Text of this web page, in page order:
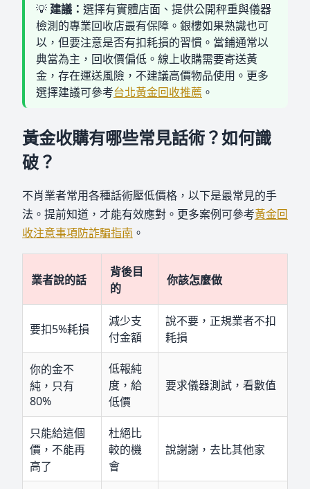
💡 建議： 選擇有實體店面、提供公開秤重與儀器
檢測的專業回收店最有保障。銀樓如果熟識也可
以，但要注意是否有扣耗損的習慣。當鋪通常以
典當為主，回收價偏低。線上收購需要寄送黃
金，存在運送風險，不建議高價物品使用。更多
選擇建議可參考台北黃金回收推薦 。
黃金收購有哪些常見話術？如何識
破？
不肖業者常用各種話術壓低價格，以下是最常見的手
法。提前知道，才能有效應對。更多案例可參考黃金回
收注意事項防詐騙指南 。
業者說的話
背後目
的
你該怎麼做
要扣5%耗損
減少支
付金額
說不要，正規業者不扣
耗損
你的金不
純，只有
80%
低報純
度，給
低價
要求儀器測試，看數值
只能給這個
價，不能再
高了
杜絕比
較的機
會
說謝謝，去比其他家